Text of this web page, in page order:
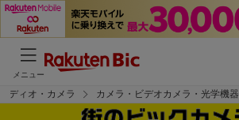
メニュー
ディオ・カメラ カメラ・ビデオカメラ・光学機器